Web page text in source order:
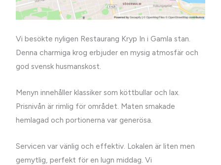
Vi besökte nyligen Restaurang Kryp In i Gamla stan.
Denna charmiga krog erbjuder en mysig atmosfär och
god svensk husmanskost.
Menyn innehåller klassiker som köttbullar och lax.
Prisnivån är rimlig för området. Maten smakade
hemlagad och portionerna var generösa.
Servicen var vänlig och effektiv. Lokalen är liten men
gemytlig, perfekt för en lugn middag. Vi